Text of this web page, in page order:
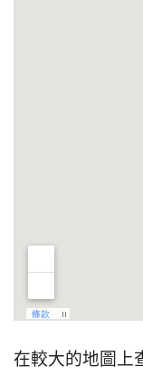
在較大的地圖上